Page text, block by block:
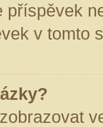
příspěvek
v tomto